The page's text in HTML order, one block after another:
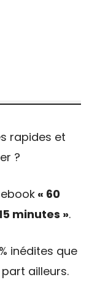
rapides et
?
« 60
minutes ».
inédites que
ailleurs.